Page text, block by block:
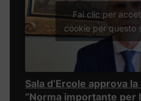
Fai clic per
cookie per questo
Sala d’Ercole approva
“Norma importante per